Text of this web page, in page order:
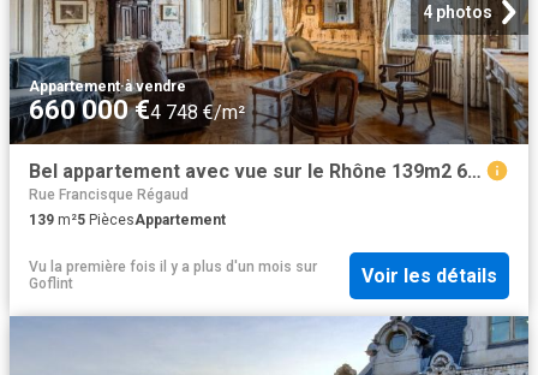
4 photos
Appartement·à vendre
660 000 €4 748 €/m²
Bel appartement avec vue sur le Rhône 139m2 680 000
Rue Francisque Régaud
139 m²5 PiècesAppartement
Vu la première fois il y a plus d'un mois sur
Goflint
Voir les détails